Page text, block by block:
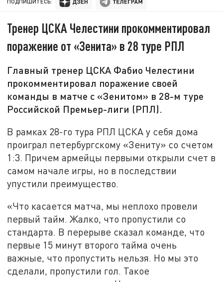
ПОДПИШИТЕСЬ:
Тренер ЦСКА Челестини прокомментировал
поражение от «Зенита» в 28 туре РПЛ
Главный тренер ЦСКА Фабио Челестини
прокомментировал поражение своей
команды в матче с «Зенитом» в 28-м туре
Российской Премьер-лиги (РПЛ).
В рамках 28-го тура РПЛ ЦСКА у себя дома
проиграл петербургскому «Зениту» со счетом
1:3. Причем армейцы первыми открыли счет в
самом начале игры, но в последствии
упустили преимущество.
«Что касается матча, мы неплохо провели
первый тайм. Жалко, что пропустили со
стандарта. В перерыве сказал команде, что
первые 15 минут второго тайма очень
важные, что пропустить нельзя. Но мы это
сделали, пропустили гол. Такое